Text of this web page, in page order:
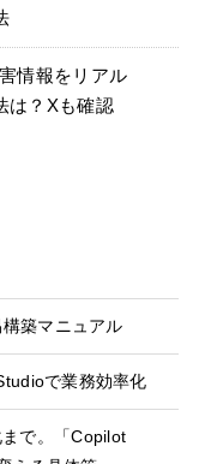
情報をリアル
は？Xも確認
築マニュアル
で業務効率化
で。「Copilot